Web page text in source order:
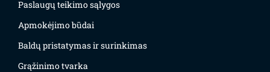
Paslaugų teikimo sąlygos
Apmokėjimo būdai
Baldų pristatymas ir surinkimas
Grąžinimo tvarka